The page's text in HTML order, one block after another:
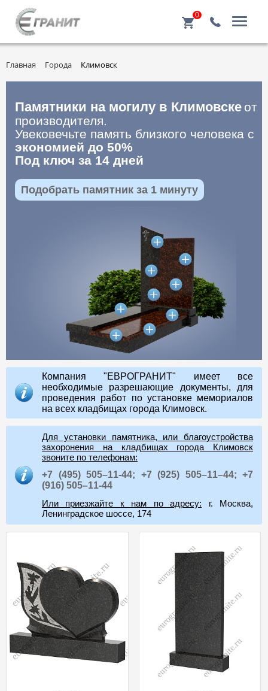
0
Главная Города Климовск
Памятники на могилу в Климовске от
производителя.
Увековечьте память близкого человека с
экономией до 50%
Под ключ за 14 дней
Подобрать памятник за 1 минуту
Компания "ЕВРОГРАНИТ" имеет все
необходимые разрешающие документы, для
проведения работ по установке мемориалов
на всех кладбищах города Климовск.
Для установки памятника, или благоустройства
захоронения на кладбищах города Климовск
звоните по телефонам:
+7 (495) 505–11-44;
+7 (925) 505–11–44; +7
(916) 505–11-44
Или приезжайте к нам по адресу: г. Москва,
Ленинградское шоссе, 174